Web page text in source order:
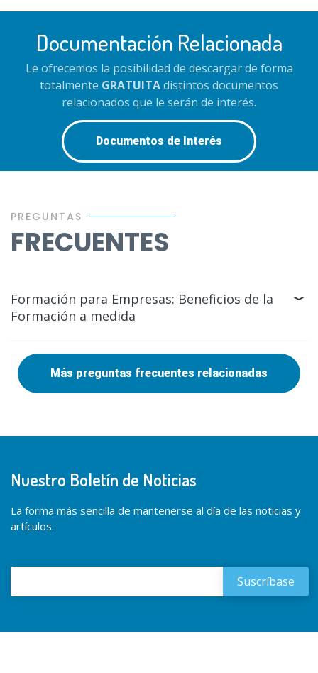
Documentación Relacionada
Le ofrecemos la posibilidad de descargar de forma
totalmente GRATUITAdistintos documentos
relacionados que le serán de interés.
Documentos de Interés
PREGUNTAS
FRECUENTES
Formación para Empresas: Beneficios de la
Formación a medida
Más preguntas frecuentes relacionadas
Nuestro Boletín de Noticias
La forma más sencilla de mantenerse al día de las noticias y
artículos.